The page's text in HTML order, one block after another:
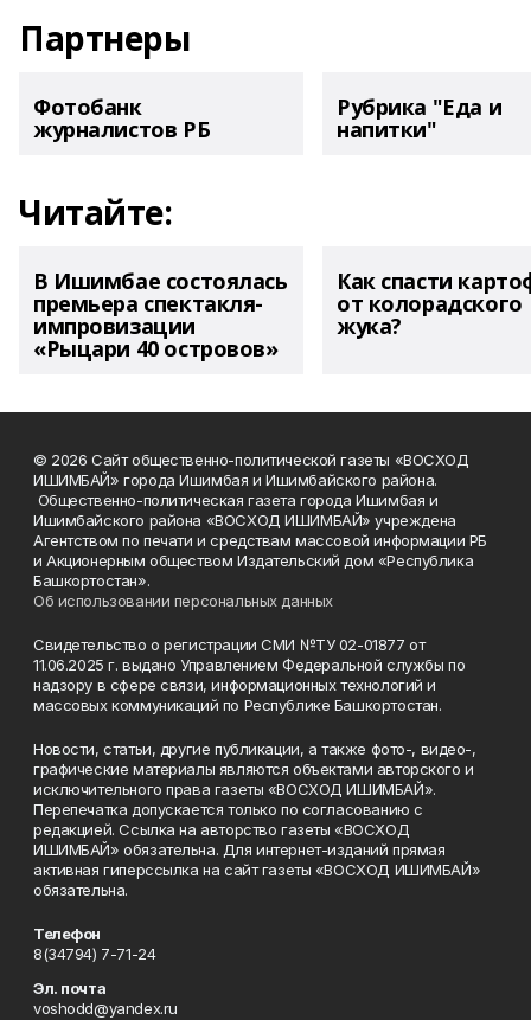
Партнеры
Фотобанк
журналистов РБ
Рубрика "Еда и
напитки"
Читайте:
В Ишимбае состоялась
премьера спектакля-
импровизации
«Рыцари 40 островов»
Как спасти
от колорадского
жука?
© 2026 Сайт общественно-политической газеты «ВОСХОД
ИШИМБАЙ» города Ишимбая и Ишимбайского района.
Общественно-политическая газета города Ишимбая и
Ишимбайского района «ВОСХОД ИШИМБАЙ» учреждена
Агентством по печати и средствам массовой информации РБ
и Акционерным обществом Издательский дом «Республика
Башкортостан».
Об использовании персональных данных
Свидетельство о регистрации СМИ №ТУ 02-01877 от
11.06.2025 г. выдано Управлением Федеральной службы по
надзору в сфере связи, информационных технологий и
массовых коммуникаций по Республике Башкортостан.
Новости, статьи, другие публикации, а также фото-, видео-,
графические материалы являются объектами авторского и
исключительного права газеты «ВОСХОД ИШИМБАЙ».
Перепечатка допускается только по согласованию с
редакцией. Ссылка на авторство газеты «ВОСХОД
ИШИМБАЙ» обязательна. Для интернет-изданий прямая
активная гиперссылка на сайт газеты «ВОСХОД ИШИМБАЙ»
обязательна.
Телефон
8(34794) 7-71-24
Эл. почта
voshodd@yandex.ru